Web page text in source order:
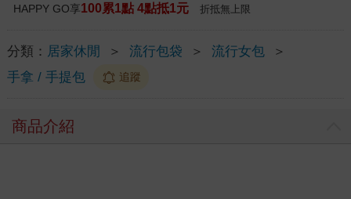
HAPPY GO享100累1點 4點抵1元 折抵無上限
分類： 居家休閒 ＞ 流行包袋 ＞ 流行女包
＞
手拿 / 手提包
追蹤
商品介紹